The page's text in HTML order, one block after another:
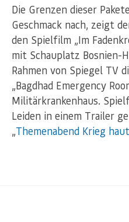
Die Grenzen dieser
Geschmack nach, zeigt
den Spielfilm „Im
mit Schauplatz Bosnien-
Rahmen von Spiegel TV
„Bagdhad Emergency
Militärkrankenhaus.
Leiden in einem Trailer
„Themenabend Krieg